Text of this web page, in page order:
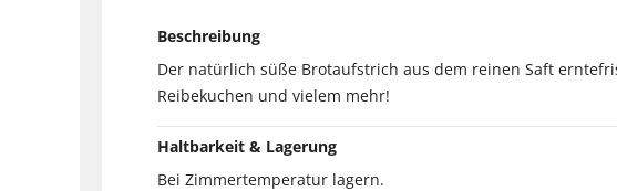
Beschreibung
Der natürlich süße Brotaufstrich aus dem reinen Saft
Reibekuchen und vielem mehr!
Haltbarkeit & Lagerung
Bei Zimmertemperatur lagern.